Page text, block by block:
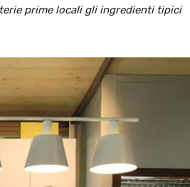
prime locali gli ingredienti tipici